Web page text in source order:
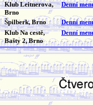
Klub Leitnerova,
Brno
Denní
Špilberk, Brno
Denní
Klub Na cestě,
Bašty 2, Brno
Denní